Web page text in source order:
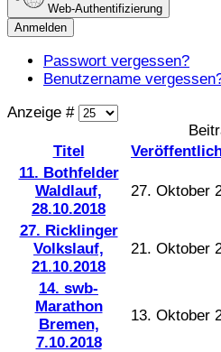
Web-Authentifizierung
Anmelden
Passwort vergessen?
Benutzername
Anzeige #
Titel
11. Bothfelder
Waldlauf,
28.10.2018
27. Oktober
27. Ricklinger
Volkslauf,
21.10.2018
21. Oktober
14. swb-
Marathon
Bremen,
7.10.2018
13. Oktober